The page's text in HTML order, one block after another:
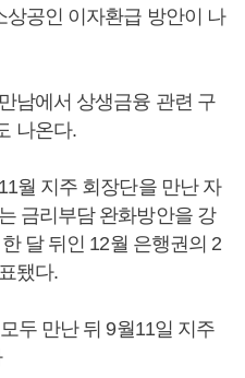
공인 이자환급 방안이 나
남에서 상생금융 관련 구
나온다.
월 지주 회장단을 만난 자
금리부담 완화방안을 강
달 뒤인 12월 은행권의 2
됐다.
두 만난 뒤 9월11일 지주